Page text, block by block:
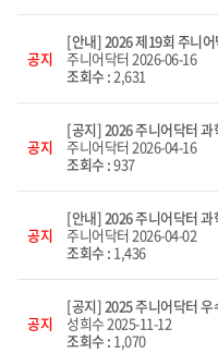
공지
[안내] 2026 제19회 주니
주니어닥터 2026-06-16
조회수 :2,631
공지
[공지] 2026 주니어닥터
주니어닥터 2026-04-16
조회수 :937
공지
[안내] 2026 주니어닥터 과
주니어닥터 2026-04-02
조회수 : 1,436
공지
[공지] 2025 주니어닥터
성희수2025-11-12
조회수 : 1,070